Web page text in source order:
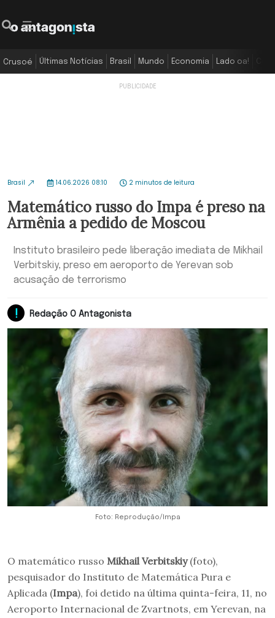
Crusoé Últimas Notícias Brasil Mundo Economia Lado oa!
Brasil 14.06.2026 08:10 2 minutos de leitura
Matemático russo do Impa é preso na
Armênia a pedido de Moscou
Instituto brasileiro pede liberação imediata de Mikhail
Verbitskiy, preso em aeroporto de Yerevan sob
acusação de terrorismo
Redação O Antagonista
Foto: Reprodução/Impa
O matemático russo Mikhail Verbitskiy(foto),
pesquisador do Instituto de Matemática Pura e
Aplicada (Impa), foi detido na última quinta-feira, 11, no
Aeroporto Internacional de Zvartnots, em Yerevan, na